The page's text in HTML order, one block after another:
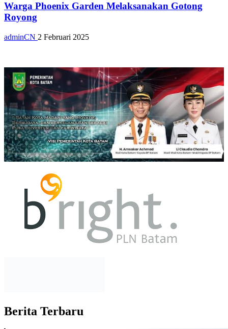
Warga Phoenix Garden Melaksanakan Gotong
Royong
adminCN 2 Februari 2025
Berita Terbaru